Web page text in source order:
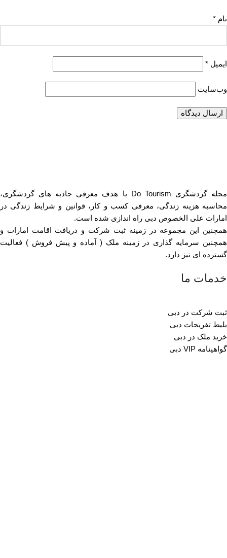
نام *
ایمیل *
وب‌سایت
مجله گردشگری Do Tourism با هدف معرفی جاذبه های گردشگری،
محاسبه هزینه زندگی، معرفی کسب و کار، قوانین و شرایط زندگی در
امارات علی الخصوص دبی راه اندازی شده است.
همچنین این مجموعه در زمینه ثبت شرکت و دریافت اقامت امارات و
همچنین سرمایه گذاری در زمینه ملک ( آماده و پیش فروش ) فعالیت
گسترده ای نیز دارد.
خدمات ما
ثبت شرکت در دبی
بلیط تفریحات دبی
خرید ملک در دبی
گواهینامه VIP دبی